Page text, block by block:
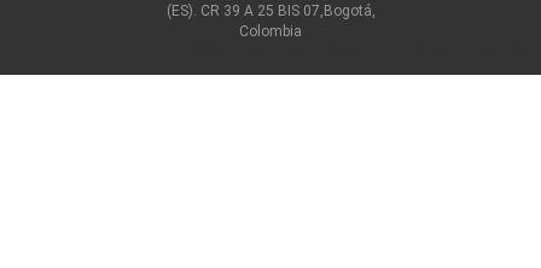
(ES). CR 39 A 25 BIS 07,Bogotá,
Colombia